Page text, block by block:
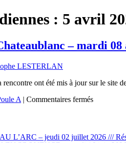
: 5 avril
– mardi
LESTERLAN
rencontre ont été mis à jour sur le site
A | Commentaires ferméssur
Avignon
L’ARC – jeudi 02 juillet 2026 ///